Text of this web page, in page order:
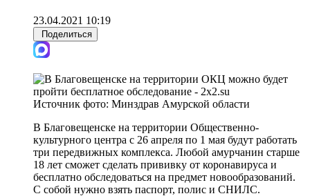
23.04.2021 10:19
Поделиться
Источник фото: Минздрав Амурской области
В Благовещенске на территории Общественно-
культурного центра с 26 апреля по 1 мая будут работать
три передвижных комплекса. Любой амурчанин старше
18 лет сможет сделать прививку от коронавируса и
бесплатно обследоваться на предмет новообразований.
С собой нужно взять паспорт, полис и СНИЛС.